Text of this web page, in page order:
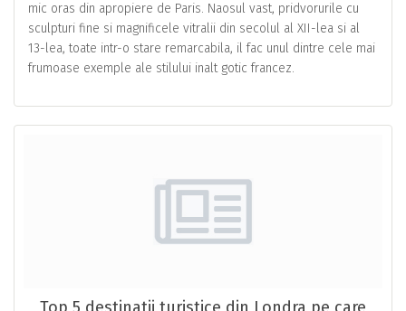
mic oras din apropiere de Paris. Naosul vast, pridvorurile cu
sculpturi fine si magnificele vitralii din secolul al XII-lea si al
13-lea, toate intr-o stare remarcabila, il fac unul dintre cele mai
frumoase exemple ale stilului inalt gotic francez.